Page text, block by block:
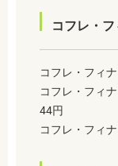
コフレ・
コフレ・フィ
コフレ・フィ
44円
コフレ・フィ